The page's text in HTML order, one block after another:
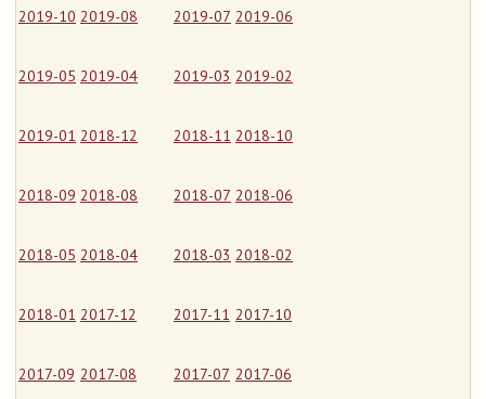
2019-10 2019-08 2019-07 2019-06
2019-05 2019-04 2019-03 2019-02
2019-01 2018-12 2018-11 2018-10
2018-09 2018-08 2018-07 2018-06
2018-05 2018-04 2018-03 2018-02
2018-01 2017-12 2017-11 2017-10
2017-09 2017-08 2017-07 2017-06